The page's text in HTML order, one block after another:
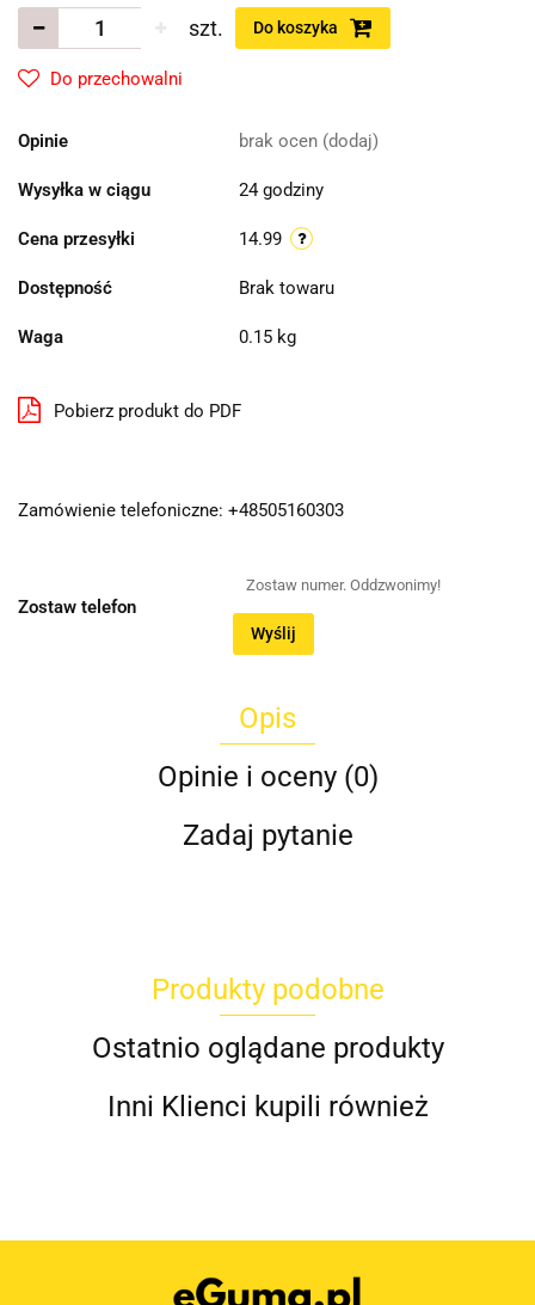
szt. Do koszyka
Do przechowalni
Opinie brak ocen (dodaj)
Wysyłka w ciągu 24 godziny
Cena przesyłki 14.99
Dostępność Brak towaru
Waga 0.15 kg
Pobierz produkt do PDF
Zamówienie telefoniczne: +48505160303
Zostaw telefon
Wyślij
Opis
Opinie i oceny (0)
Zadaj pytanie
Produkty podobne
Ostatnio oglądane produkty
Inni Klienci kupili również